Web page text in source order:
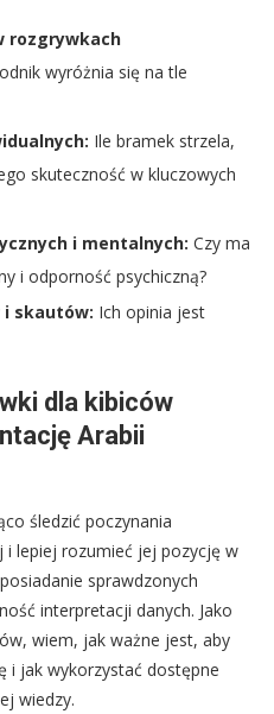
rozgrywkach
wyróżnia się na tle
Ile bramek strzela,
skuteczność w kluczowych
i mentalnych: Czy ma
i odporność psychiczną?
skautów: Ich opinia jest
dla kibiców
Arabii
śledzić poczynania
i lepiej rozumieć jej pozycję w
sprawdzonych
interpretacji danych. Jako
wiem, jak ważne jest, aby
i jak wykorzystać dostępne
wiedzy.